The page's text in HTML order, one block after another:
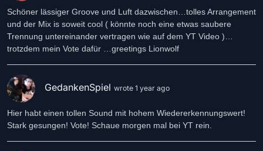
Schöner lässiger Groove und Luft dazwischen…tolles Arrangement
und der Mix is soweit cool ( könnte noch eine etwas saubere
Trennung untereinander vertragen wie auf dem YT Video )…
trotzdem mein Vote dafür …greetings Lionwolf
GedankenSpiel wrote 1 year ago
Hier habt einen tollen Sound mit hohem Wiedererkennungswert!
Stark gesungen! Vote! Schaue morgen mal bei YT rein.